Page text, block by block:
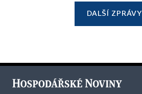
DALŠÍ ZPRÁVY